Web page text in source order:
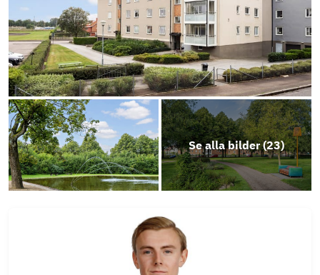
Objektsbeskrivning
Se alla bilder (23)